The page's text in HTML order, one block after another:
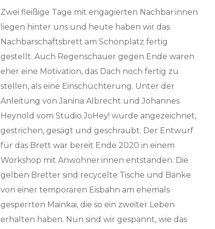
Zwei fleißige Tage mit engagierten Nachbar:innen
liegen hinter uns und heute haben wir das
Nachbarschaftsbrett am Schönplatz fertig
gestellt. Auch Regenschauer gegen Ende waren
eher eine Motivation, das Dach noch fertig zu
stellen, als eine Einschüchterung. Unter der
Anleitung von Janina Albrecht und Johannes
Heynold vom Studio JoHey! wurde angezeichnet,
gestrichen, gesägt und geschraubt. Der Entwurf
für das Brett war bereit Ende 2020 in einem
Workshop mit Anwohner:innen entstanden. Die
gelben Bretter sind recycelte Tische und Bänke
von einer temporären Eisbahn am ehemals
gesperrten Mainkai, die so ein zweiter Leben
erhalten haben. Nun sind wir gespannt, wie das